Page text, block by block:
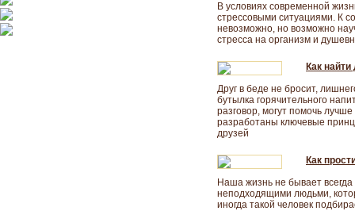
В условиях современной
стрессовыми ситуациями. К
невозможно, но возможно
стресса на организм и
Как найти
Друг в беде не бросит,
бутылка горячительного
разговор, могут помочь
разработаны ключевые
друзей
Как
Наша жизнь не бывает
неподходящими людьми,
иногда такой человек